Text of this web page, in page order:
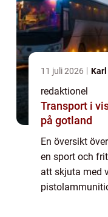
11 juli 2026
redaktionel
Transport i visby så planerar
på gotland
En översikt
en sport och
att skjuta med